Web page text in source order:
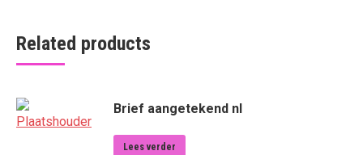
Related products
Brief aangetekend nl
Lees verder